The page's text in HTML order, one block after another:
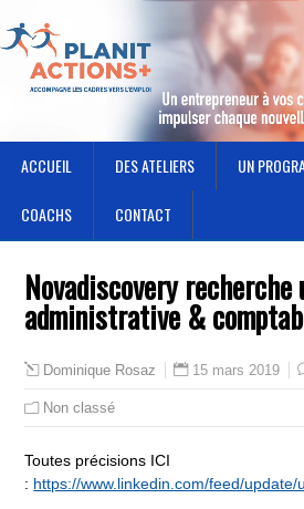
ACCUEIL DES ATELIERS UN
COACHS CONTACT
Novadiscovery
administrative &
Dominique Rosaz 15 mars 2019
Non classé
Toutes précisions ICI
: https://www.linkedin.com/feed/